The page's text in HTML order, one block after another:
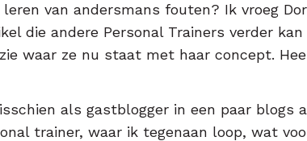
van andersmans fouten? Ik vroeg
die andere Personal Trainers verder
waar ze nu staat met haar concept.
als gastblogger in een paar blogs
trainer, waar ik tegenaan loop, wat